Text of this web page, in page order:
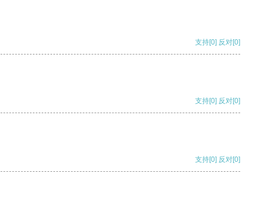
支持[0] 反对[0]
支持[0] 反对[0]
支持[0] 反对[0]